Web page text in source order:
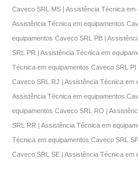
Caveco SRL MS | Assistência Técnica
Assistência Técnica em equipamentos
equipamentos Caveco SRL PB |
SRL PR | Assistência Técnica em
Técnica em equipamentos Caveco SRL
Caveco SRL RJ | Assistência Técnica em
Assistência Técnica em equipamentos
equipamentos Caveco SRL RO |
SRL RR | Assistência Técnica em
Técnica em equipamentos Caveco SRL
Caveco SRL SE | Assistência Técnica em